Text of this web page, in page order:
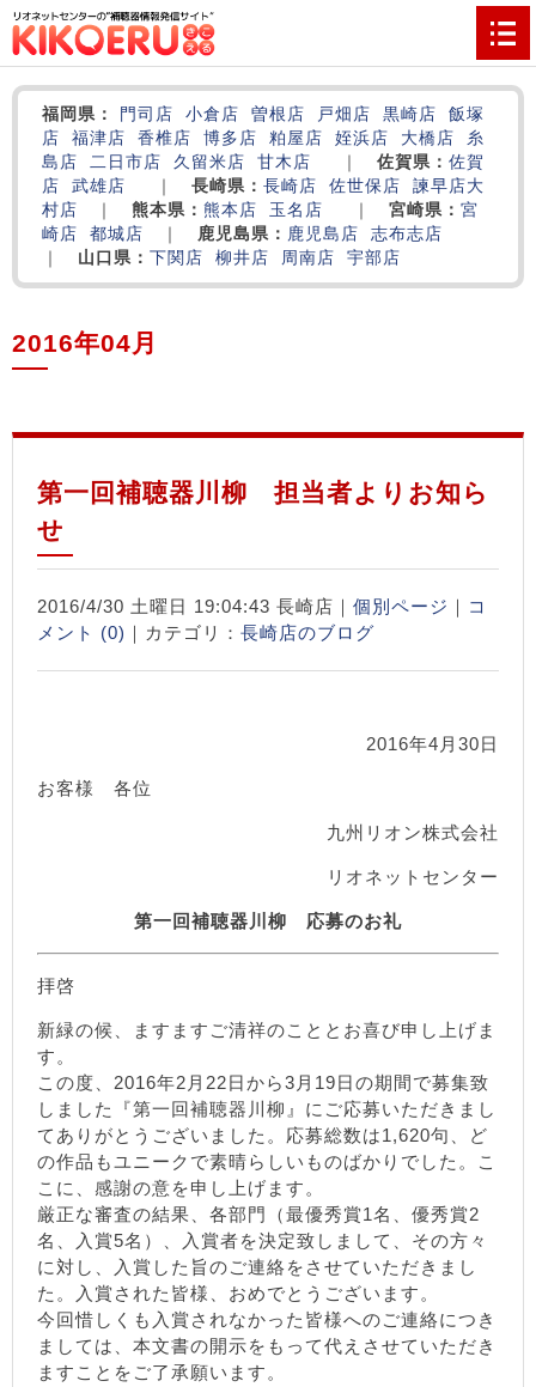
福岡県： 門司店 小倉店 曽根店 戸畑店 黒崎店
飯塚
店
福津店 香椎店 博多店 粕屋店 姪浜店 大橋店
糸
島店
二日市店 久留米店 甘木店 佐賀県： 佐賀
店
武雄店 長崎県： 長崎店 佐世保店 諫早店大
村店
熊本県： 熊本店 玉名店 宮崎県： 宮
崎店
都城店 鹿児島県： 鹿児島店
志布志店
山口県： 下関店 柳井店 周南店 宇部店
2016年04月
第一回補聴器川柳 担当者よりお知ら
せ
2016/4/30 土曜日 19:04:43 長崎店｜ 個別ページ ｜ コ
メント (0) ｜カテゴリ： 長崎店のブログ
2016年4月30日
お客様 各位
九州リオン株式会社
リオネットセンター
第一回補聴器川柳 応募のお礼
拝啓
新緑の候、ますますご清祥のこととお喜び申し上げま
す。
この度、2016年2月22日から3月19日の期間で募集致
しました『第一回補聴器川柳』にご応募いただきまし
てありがとうございました。応募総数は1,620句、ど
の作品もユニークで素晴らしいものばかりでした。こ
こに、感謝の意を申し上げます。
厳正な審査の結果、各部門（最優秀賞1名、優秀賞2
名、入賞5名）、入賞者を決定致しまして、その方々
に対し、入賞した旨のご連絡をさせていただきまし
た。入賞された皆様、おめでとうございます。
今回惜しくも入賞されなかった皆様へのご連絡につき
ましては、本文書の開示をもって代えさせていただき
ますことをご了承願います。